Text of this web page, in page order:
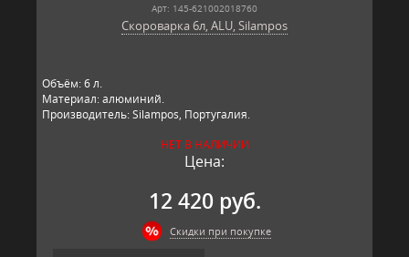
Арт: 145-621002018760
Скороварка 6л, ALU, Silampos
Объём: 6 л.
Материал: алюминий.
Производитель: Silampos, Португалия.
НЕТ В НАЛИЧИИ
Цена:
12 420 руб.
Скидки при покупке